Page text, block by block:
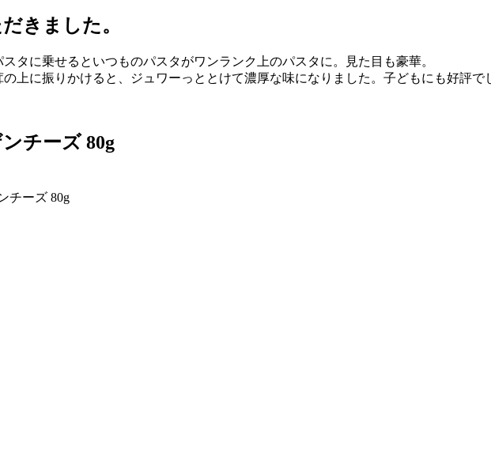
きました。
タに乗せるといつものパスタがワンランク上のパスタに。見た目も豪華。
の上に振りかけると、ジュワーっととけて濃厚な味になりました。子どもにも好評で
チーズ 80g
チーズ 80g